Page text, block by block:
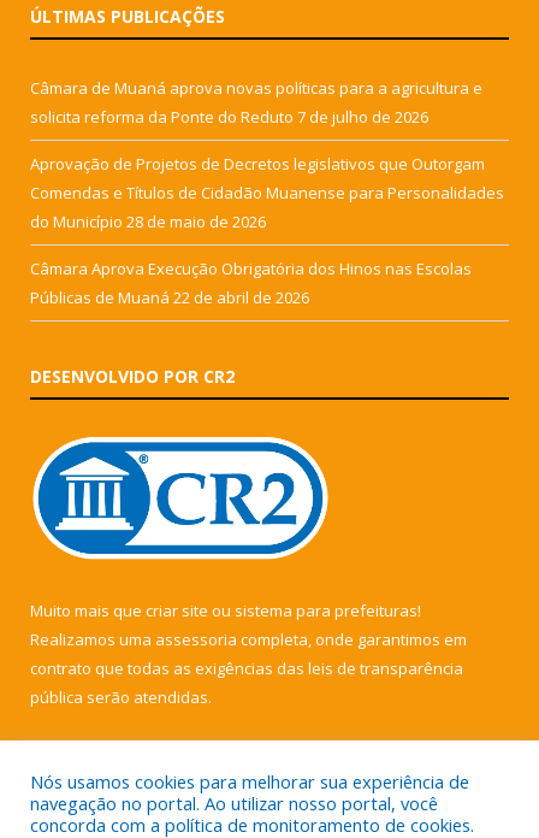
ÚLTIMAS PUBLICAÇÕES
Câmara de Muaná aprova novas políticas para a agricultura e
solicita reforma da Ponte do Reduto 7 de julho de 2026
Aprovação de Projetos de Decretos legislativos que Outorgam
Comendas e Títulos de Cidadão Muanense para Personalidades
do Município 28 de maio de 2026
Câmara Aprova Execução Obrigatória dos Hinos nas Escolas
Públicas de Muaná 22 de abril de 2026
DESENVOLVIDO POR CR2
Muito mais que criar site ou sistema para prefeituras!
Realizamos uma assessoria completa, onde garantimos em
contrato que todas as exigências das leis de transparência
pública serão atendidas.
Nós usamos cookies para melhorar sua experiência de
navegação no portal. Ao utilizar nosso portal, você
concorda com a política de monitoramento de cookies.